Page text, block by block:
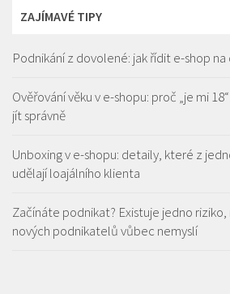
ZAJÍMAVÉ TIPY
Podnikání z dovolené: jak řídit e-shop na
Ověřování věku v e-shopu: proč „je mi
jít správně
Unboxing v e-shopu: detaily, které z
udělají loajálního klienta
Začínáte podnikat? Existuje jedno
nových podnikatelů vůbec nemyslí